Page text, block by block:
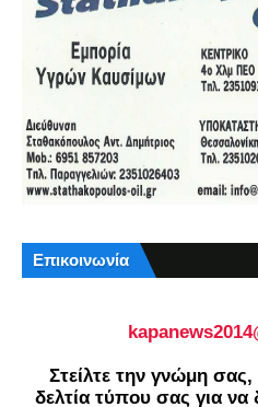
Επικοινωνία
Στείλτε την γνώμη
δελτία τύπου σας για